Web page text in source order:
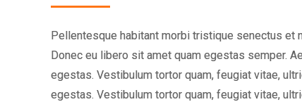
Pellentesque habitant morbi tristique senectus et
Donec eu libero sit amet quam egestas semper.
egestas. Vestibulum tortor quam, feugiat vitae,
egestas. Vestibulum tortor quam, feugiat vitae,